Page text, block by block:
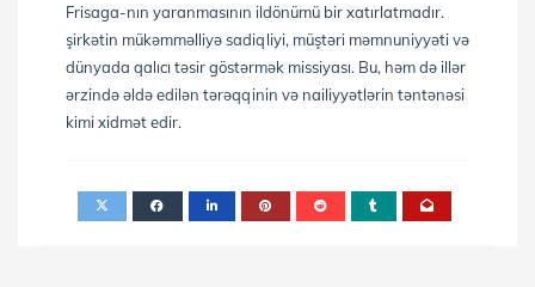
Frisaga-nın yaranmasının ildönümü bir xatırlatmadır.
şirkətin mükəmməlliyə sadiqliyi, müştəri məmnuniyyəti və
dünyada qalıcı təsir göstərmək missiyası. Bu, həm də illər
ərzində əldə edilən tərəqqinin və nailiyyətlərin təntənəsi
kimi xidmət edir.